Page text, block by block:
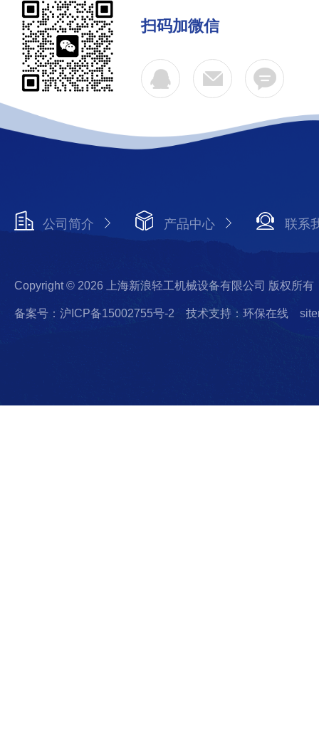
扫码加微信
公司简介 产品中心 联系
Copyright © 2026 上海新浪轻工机械设备有限公司 版权所有
备案号：沪ICP备15002755号-2 技术支持：环保在线